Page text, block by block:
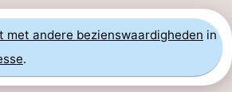
met andere bezienswaardigheden in
.